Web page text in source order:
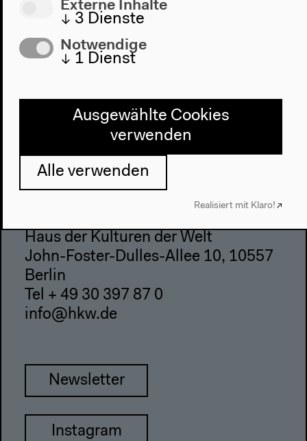
Anfahrt
Barrierefreiheit
Webshop
Datenschutzeinstellungen
Datenschutzerklärung
Haus der Kulturen der Welt
John-Foster-Dulles-Allee 10, 10557
Berlin
Tel + 49 30 397 87 0
info@hkw.de
Newsletter
Instagram
Externe Inhalte
↓ 3 Dienste
Notwendige
↓ 1 Dienst
Ausgewählte Cookies
verwenden
Alle verwenden
Realisiert mit Klaro!